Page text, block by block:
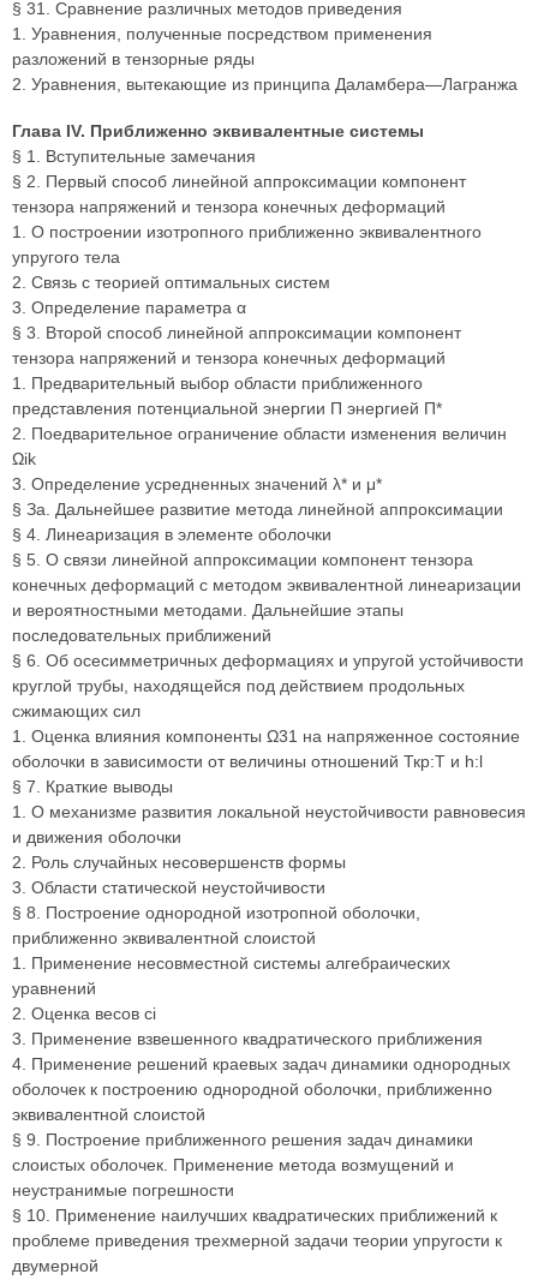
§ 31. Сравнение различных методов приведения
1. Уравнения, полученные посредством применения
разложений в тензорные ряды
2. Уравнения, вытекающие из принципа Даламбера—Лагранжа
Глава IV. Приближенно эквивалентные системы
§ 1. Вступительные замечания
§ 2. Первый способ линейной аппроксимации компонент
тензора напряжений и тензора конечных деформаций
1. О построении изотропного приближенно эквивалентного
упругого тела
2. Связь с теорией оптимальных систем
3. Определение параметра α
§ 3. Второй способ линейной аппроксимации компонент
тензора напряжений и тензора конечных деформаций
1. Предварительный выбор области приближенного
представления потенциальной энергии П энергией П*
2. Поедварительное ограничение области изменения величин
Ωik
3. Определение усредненных значений λ* и μ*
§ За. Дальнейшее развитие метода линейной аппроксимации
§ 4. Линеаризация в элементе оболочки
§ 5. О связи линейной аппроксимации компонент тензора
конечных деформаций с методом эквивалентной линеаризации
и вероятностными методами. Дальнейшие этапы
последовательных приближений
§ 6. Об осесимметричных деформациях и упругой устойчивости
круглой трубы, находящейся под действием продольных
сжимающих сил
1. Оценка влияния компоненты Ω31 на напряженное состояние
оболочки в зависимости от величины отношений Ткр:Т и h:l
§ 7. Краткие выводы
1. О механизме развития локальной неустойчивости равновесия
и движения оболочки
2. Роль случайных несовершенств формы
3. Области статической неустойчивости
§ 8. Построение однородной изотропной оболочки,
приближенно эквивалентной слоистой
1. Применение несовместной системы алгебраических
уравнений
2. Оценка весов сi
3. Применение взвешенного квадратического приближения
4. Применение решений краевых задач динамики однородных
оболочек к построению однородной оболочки, приближенно
эквивалентной слоистой
§ 9. Построение приближенного решения задач динамики
слоистых оболочек. Применение метода возмущений и
неустранимые погрешности
§ 10. Применение наилучших квадратических приближений к
проблеме приведения трехмерной задачи теории упругости к
двумерной